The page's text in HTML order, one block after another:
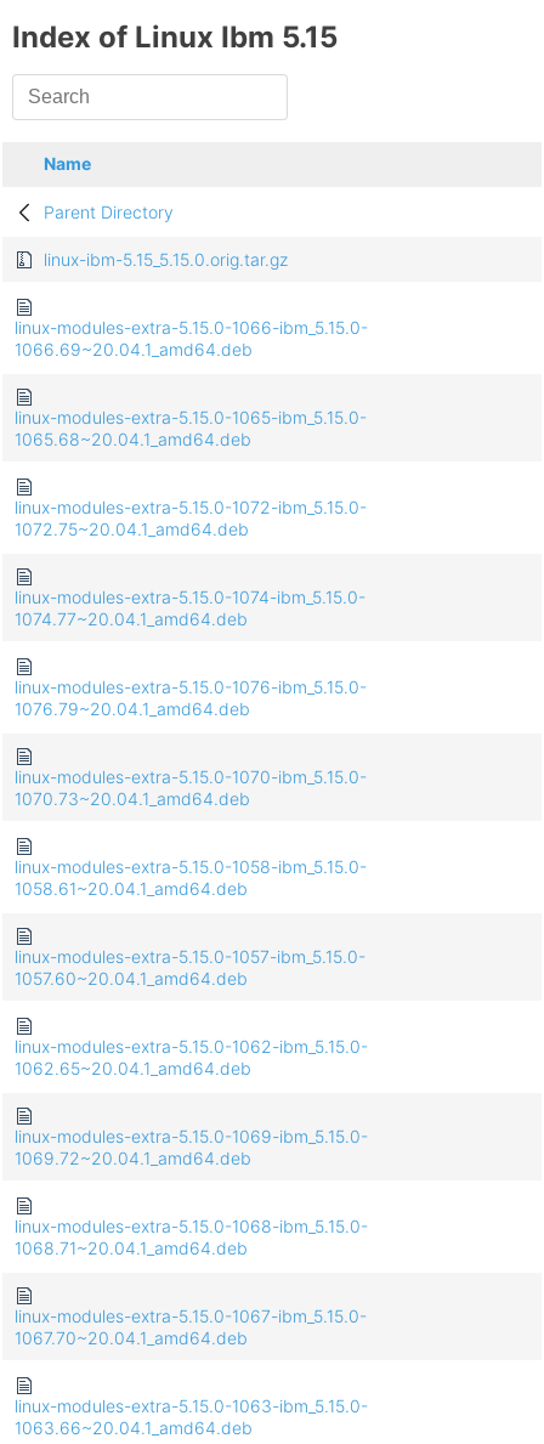
Index of Linux Ibm 5.15
Name
Parent Directory
linux-ibm-5.15_5.15.0.orig.tar.gz
linux-modules-extra-5.15.0-1066-ibm_5.15.0-
1066.69~20.04.1_amd64.deb
linux-modules-extra-5.15.0-1065-ibm_5.15.0-
1065.68~20.04.1_amd64.deb
linux-modules-extra-5.15.0-1072-ibm_5.15.0-
1072.75~20.04.1_amd64.deb
linux-modules-extra-5.15.0-1074-ibm_5.15.0-
1074.77~20.04.1_amd64.deb
linux-modules-extra-5.15.0-1076-ibm_5.15.0-
1076.79~20.04.1_amd64.deb
linux-modules-extra-5.15.0-1070-ibm_5.15.0-
1070.73~20.04.1_amd64.deb
linux-modules-extra-5.15.0-1058-ibm_5.15.0-
1058.61~20.04.1_amd64.deb
linux-modules-extra-5.15.0-1057-ibm_5.15.0-
1057.60~20.04.1_amd64.deb
linux-modules-extra-5.15.0-1062-ibm_5.15.0-
1062.65~20.04.1_amd64.deb
linux-modules-extra-5.15.0-1069-ibm_5.15.0-
1069.72~20.04.1_amd64.deb
linux-modules-extra-5.15.0-1068-ibm_5.15.0-
1068.71~20.04.1_amd64.deb
linux-modules-extra-5.15.0-1067-ibm_5.15.0-
1067.70~20.04.1_amd64.deb
linux-modules-extra-5.15.0-1063-ibm_5.15.0-
1063.66~20.04.1_amd64.deb